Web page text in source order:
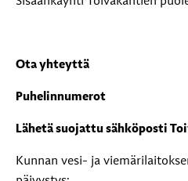
Ota yhteyttä
Puhelinnumerot
Lähetä suojattu sähköposti
Kunnan vesi- ja